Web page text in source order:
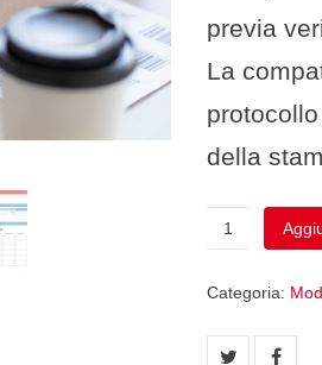
previa
La
della
Vendita
al
(precedente
versione)
Categoria: